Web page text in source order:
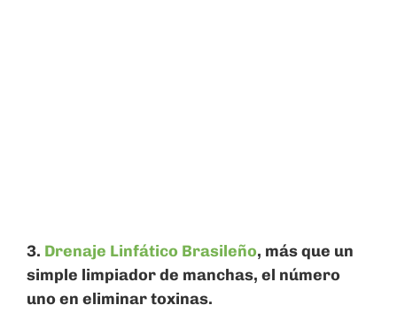
3. Drenaje Linfático Brasileño, más que un
simple limpiador de manchas, el número
uno en eliminar toxinas.